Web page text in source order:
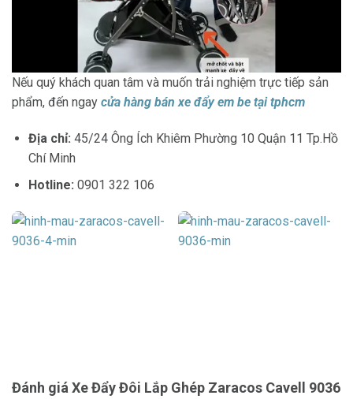
Nếu quý khách quan tâm và muốn trải nghiệm trực tiếp sản
phẩm, đến ngay cửa hàng bán xe đẩy em be tại tphcm
Địa chỉ: 45/24 Ông Ích Khiêm Phường 10 Quận 11 Tp.Hồ
Chí Minh
Hotline: 0901 322 106
Đánh giá Xe Đẩy Đôi Lắp Ghép Zaracos Cavell 9036